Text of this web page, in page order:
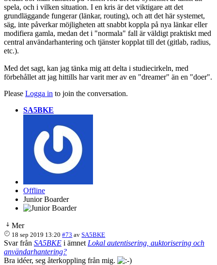
spela, och i vilken situation. I en kris är det viktigare att det
grundläggande fungerar (länkar, routing), och att det här systemet,
säg, inte påverkar möjligheten att snabbt koppla på nya länkar eller
modifiera gamla, medan det i "normala" fall är väldigt praktiskt med
central användarhantering och tjänster kopplat till det (gitlab, radius,
etc.).
Med det sagt, kan jag tänka mig att delta i studiecirkeln, med
förbehållet att jag hittills har varit mer av en "dreamer" än en "doer".
Please Logga in to join the conversation.
SA5BKE
Offline
Junior Boarder
Mer
18 sep 2019 13:20 #73 avSA5BKE
Svar från SA5BKE i ämnet Lokal autentisering, auktorisering och
användarhantering?
Bra idéer, seg återkoppling från mig.